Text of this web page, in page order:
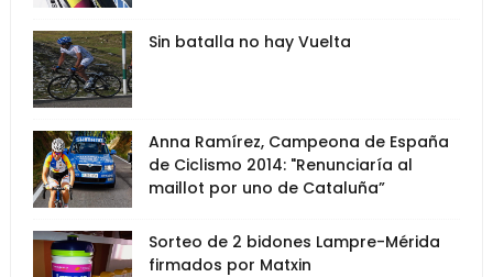
Sin batalla no hay Vuelta
Anna Ramírez, Campeona de España
de Ciclismo 2014: "Renunciaría al
maillot por uno de Cataluña”
Sorteo de 2 bidones Lampre-Mérida
firmados por Matxin